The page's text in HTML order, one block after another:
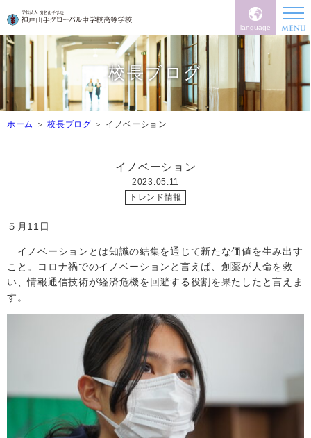
language
校長ブログ
ホーム 校長ブログ イノベーション
イノベーション
2023.05.11
トレンド情報
５月 11 日
イノベーションとは知識の結集を通じて新たな価値を生み出す
こと。コロナ禍でのイノベーションと言えば、創薬が人命を救
い、情報通信技術が経済危機を回避する役割を果たしたと言えま
す。